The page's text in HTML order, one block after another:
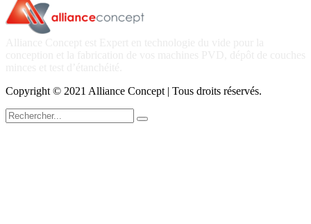
Copyright © 2021 Alliance Concept | Tous droits réservés.